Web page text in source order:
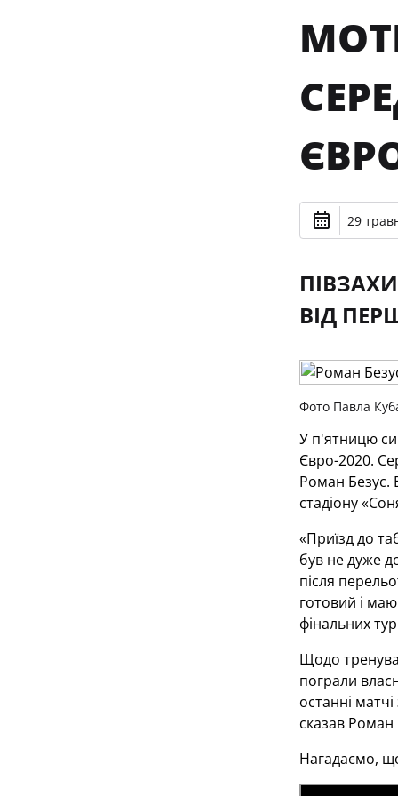
29
ВІД
Фото Павла
У п'ятницю
Євро-2020.
Роман Безус.
стадіону
«Приїзд до
був не дуже
після
готовий і
фінальних
Щодо
пограли
останні
сказав Роман
Нагадаємо,